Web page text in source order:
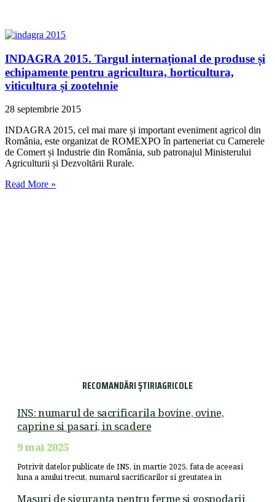
INDAGRA 2015. Targul internațional de produse și
echipamente pentru agricultura, horticultura,
viticultura și zootehnie
28 septembrie 2015
INDAGRA 2015, cel mai mare și important eveniment agricol din
România, este organizat de ROMEXPO în parteneriat cu Camerele
de Comert și Industrie din România, sub patronajul Ministerului
Agriculturii și Dezvoltării Rurale.
Read More »
RECOMANDĂRI ȘTIRIAGRICOLE
INS: numarul de sacrificarila bovine, ovine,
caprine si pasari, in scadere
9 mai 2025
Potrivit datelor publicate de INS, in martie 2025, fata de aceeasi
luna a anului trecut, numarul sacrificarilor si greutatea in
Masuri de siguranta pentru ferme si gospodarii